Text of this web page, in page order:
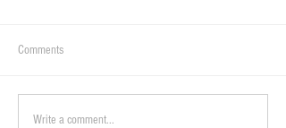
Comments
Write a comment...